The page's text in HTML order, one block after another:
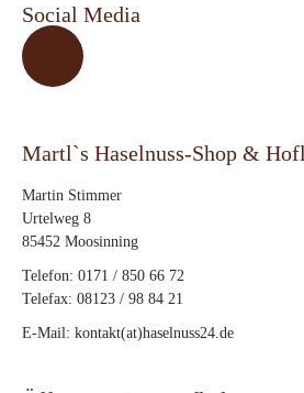
Social Media
Martl`s Haselnuss-Shop &
Martin Stimmer
Urtelweg 8
85452 Moosinning
Telefon: 0171 / 850 66 72
Telefax: 08123 / 98 84 21
E-Mail: kontakt(at)haselnuss24.de